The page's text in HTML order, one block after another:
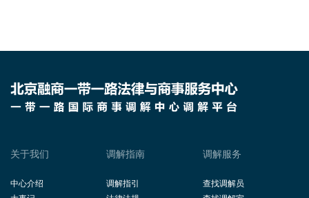
关于我们
中心介绍
调解指南
调解指引
调解服务
查找调解员